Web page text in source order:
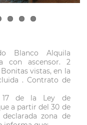
Blanco Alquila
con ascensor. 2
vistas, en la
. Contrato de
17 de la Ley de
a partir del 30 de
zona de